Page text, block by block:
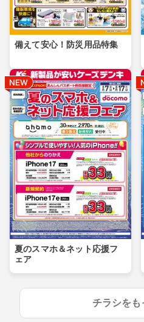
備えて安心！防災用品特集
夏のスマホ＆ネット応援フ
ェア
チラシをも